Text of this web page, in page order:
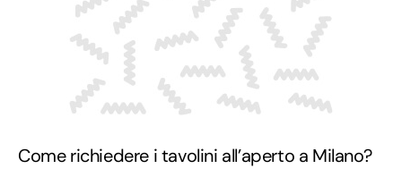
Come richiedere i tavolini all’aperto a Milano?